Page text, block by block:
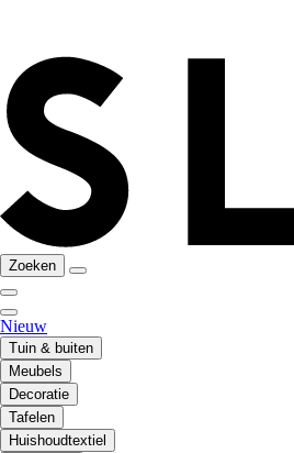
Zoeken
Nieuw
Tuin & buiten
Meubels
Decoratie
Tafelen
Huishoudtextiel